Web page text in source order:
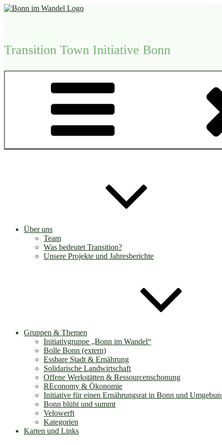
Zum
Transition Town Initiative Bonn
Über uns
Team
Was bedeutet Transition?
Unsere Projekte und Jahresberichte
Gruppen & Themen
Initiativgruppe „Bonn im Wandel“
Bolle Bonn (extern)
Essbare Stadt & Ernährung
Solidarische Landwirtschaft
Offene Werkstätten & Ressourcenschonung
REconomy & Ökonomie
Initiative für einen Ernährungsrat in Bonn und
Bonn blüht und summt
Velowerft
Kategorien
Karten und Links